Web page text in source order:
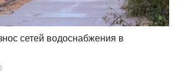
сетей водоснабжения в